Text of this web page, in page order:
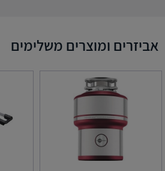
אביזרים ומוצרים משלימים